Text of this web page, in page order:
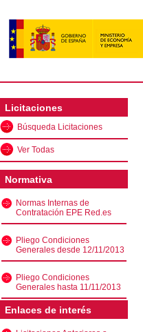
Licitaciones
Búsqueda Licitaciones
Ver Todas
Normativa
Normas Internas de
Contratación EPE Red.es
Pliego Condiciones
Generales desde 12/11/2013
Pliego Condiciones
Generales hasta 11/11/2013
Enlaces de interés